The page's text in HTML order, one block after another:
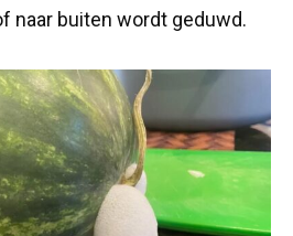
naar buiten wordt geduwd.